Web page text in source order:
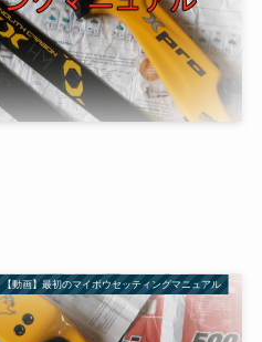
【動画】最初のマイボウセッティングマニュアル